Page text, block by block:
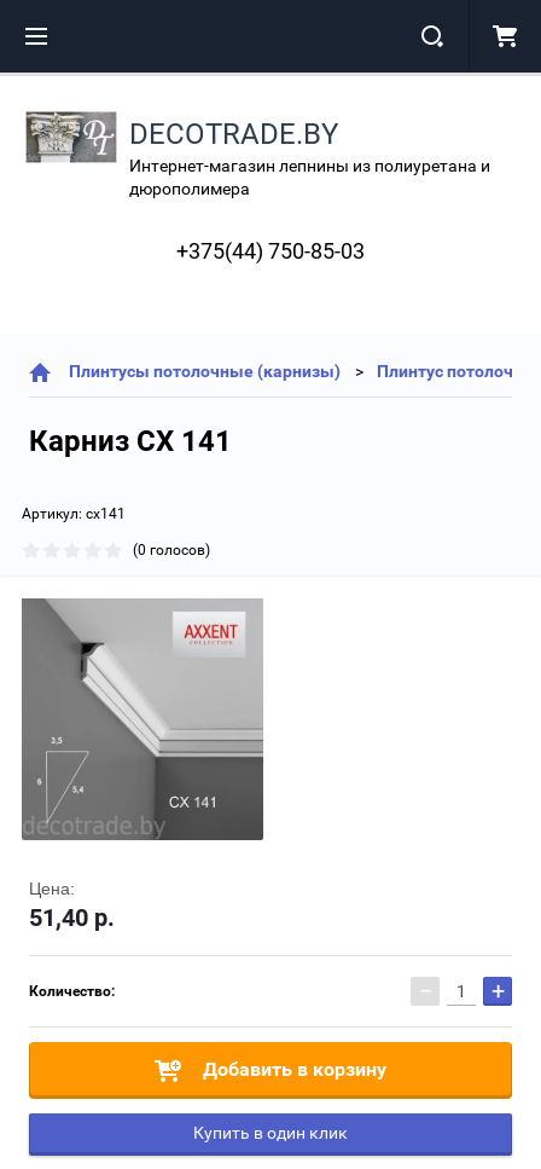
DECOTRADE.BY
Интернет-магазин лепнины из полиуретана и
дюрополимера
+375(44) 750-85-03
Плинтусы потолочные (карнизы) Плинтус
Карниз СХ 141
Артикул: cx141
(0 голосов)
Цена:
51,40 р.
Количество: − +
Добавить в корзину
Купить в один клик